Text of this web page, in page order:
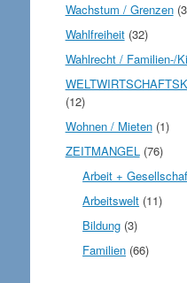
Wachstum / Grenzen
Wahlfreiheit(32)
Wahlrecht / Familien-/
(12)
Wohnen / Mieten(1)
ZEITMANGEL(76)
Arbeit +
Arbeitswelt (11)
Bildung (3)
Familien (66)